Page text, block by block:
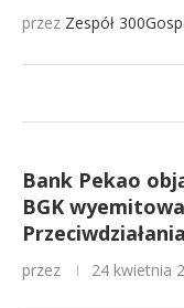
przez Zespół
Bank Pekao
BGK
przez 24 kwietnia